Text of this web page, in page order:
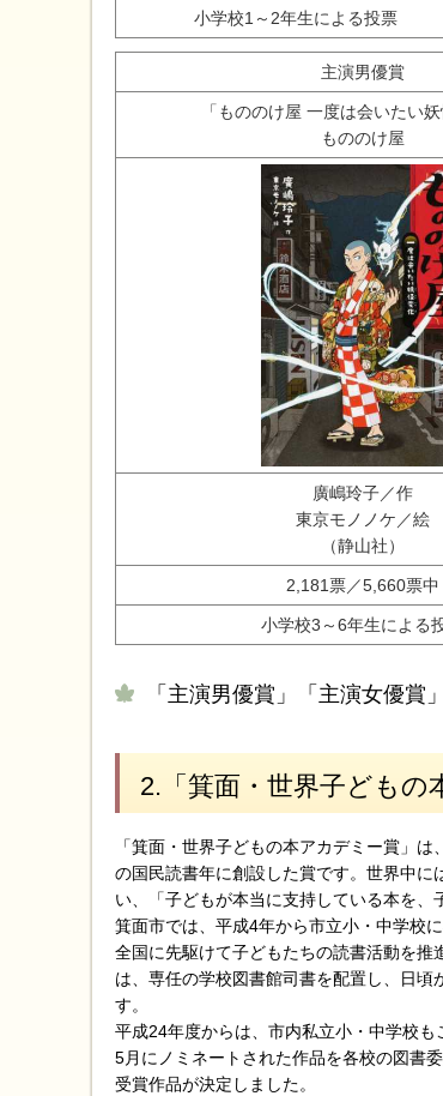
小学校1～2年生による投票
主演男優賞
「もののけ屋 一度は会いたい
もののけ屋
廣嶋玲子／作
東京モノノケ／絵
（静山社）
2,181票／5,660票中
小学校3～6年生による
「主演男優賞」「主演女優賞
2.「箕面・世界子どもの
「箕面・世界子どもの本アカデミー賞」
の国民読書年に創設した賞です。世界中
い、「子どもが本当に支持している本を、
箕面市では、平成4年から市立小・中学校
全国に先駆けて子どもたちの読書活動を
は、専任の学校図書館司書を配置し、日
す。
平成24年度からは、市内私立小・中学校も
5月にノミネートされた作品を各校の図書
受賞作品が決定しました。